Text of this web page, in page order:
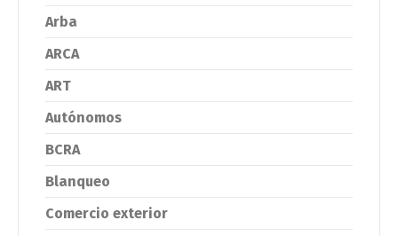
Arba
ARCA
ART
Autónomos
BCRA
Blanqueo
Comercio exterior